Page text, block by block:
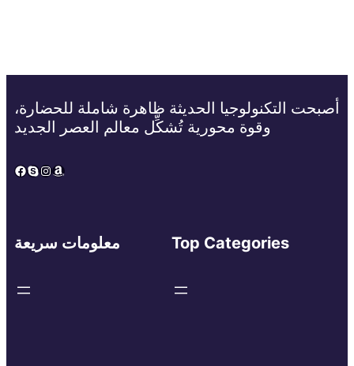
أصبحت التكنولوجيا الحديثة ظاهرة شاملة للحضارة،
وقوة محورية تُشكِّل معالم العصر الجديد
Facebook
Skype
Instagram
Amazon
معلومات سريعة Top Categories